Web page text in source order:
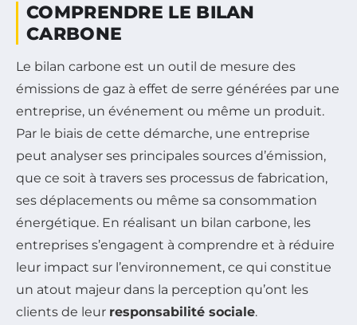
COMPRENDRE LE BILAN
CARBONE
Le bilan carbone est un outil de mesure des
émissions de gaz à effet de serre générées par une
entreprise, un événement ou même un produit.
Par le biais de cette démarche, une entreprise
peut analyser ses principales sources d’émission,
que ce soit à travers ses processus de fabrication,
ses déplacements ou même sa consommation
énergétique. En réalisant un bilan carbone, les
entreprises s’engagent à comprendre et à réduire
leur impact sur l’environnement, ce qui constitue
un atout majeur dans la perception qu’ont les
clients de leur responsabilité sociale.